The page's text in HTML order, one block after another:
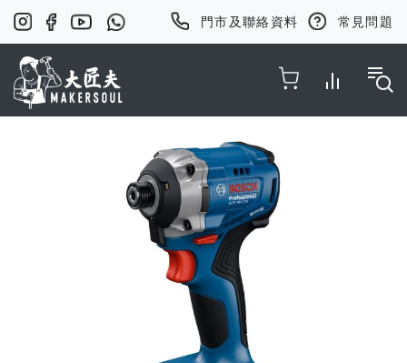
門市及聯絡資料 常見問題